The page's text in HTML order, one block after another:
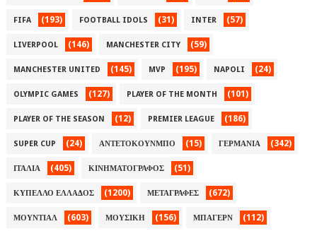
FIFA (193) FOOTBALL IDOLS (31) INTER (57)
LIVERPOOL (146) MANCHESTER CITY (59)
MANCHESTER UNITED (145) MVP (195) NAPOLI (24)
OLYMPIC GAMES (127) PLAYER OF THE MONTH (101)
PLAYER OF THE SEASON (12) PREMIER LEAGUE (186)
SUPER CUP (24) ΑΝΤΕΤΟΚΟΥΝΜΠΟ (15) ΓΕΡΜΑΝΙΑ (342)
ΙΤΑΛΙΑ (405) ΚΙΝΗΜΑΤΟΓΡΑΦΟΣ (51)
ΚΥΠΕΛΛΟ ΕΛΛΑΔΟΣ (1200) ΜΕΤΑΓΡΑΦΕΣ (672)
ΜΟΥΝΤΙΑΛ (603) ΜΟΥΣΙΚΗ (156) ΜΠΑΓΕΡΝ (112)